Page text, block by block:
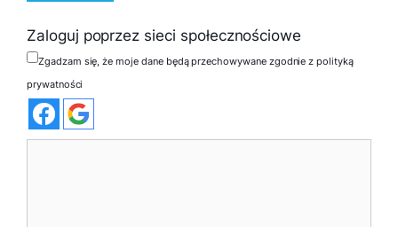
Zaloguj poprzez sieci społecznościowe
Zgadzam się, że moje dane będą przechowywane zgodnie z polityką
prywatności